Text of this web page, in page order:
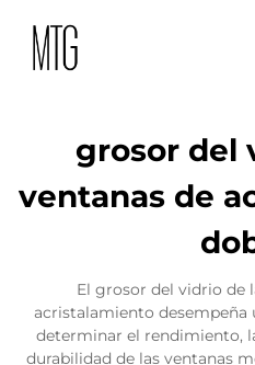
grosor del
ventanas de
El grosor del vidrio de
acristalamiento desempeña
determinar el rendimiento,
durabilidad de las ventanas